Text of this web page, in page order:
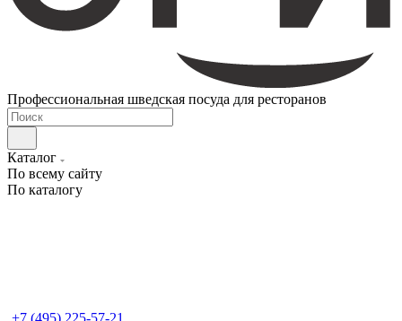
Профессиональная шведская посуда для ресторанов
Каталог
По всему сайту
По каталогу
+7 (495) 225-57-21